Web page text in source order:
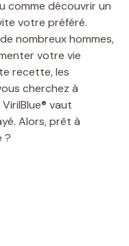
comme découvrir un
votre préféré.
nombreux hommes,
votre vie
recette, les
cherchez à
vaut
Alors, prêt à
?